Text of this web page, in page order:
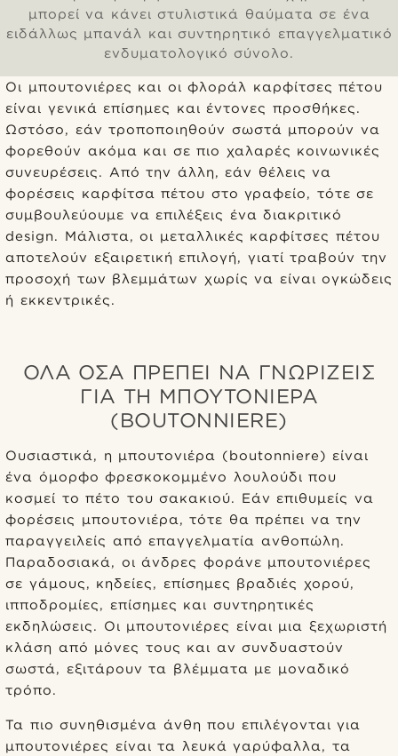
μπορεί να κάνει στυλιστικά θαύματα σε ένα
ειδάλλως μπανάλ και συντηρητικό επαγγελματικό
ενδυματολογικό σύνολο.
Οι μπουτονιέρες και οι φλοράλ καρφίτσες πέτου
είναι γενικά επίσημες και έντονες προσθήκες.
Ωστόσο, εάν τροποποιηθούν σωστά μπορούν να
φορεθούν ακόμα και σε πιο χαλαρές κοινωνικές
συνευρέσεις. Από την άλλη, εάν θέλεις να
φορέσεις καρφίτσα πέτου στο γραφείο, τότε σε
συμβουλεύουμε να επιλέξεις ένα διακριτικό
design. Μάλιστα, οι μεταλλικές καρφίτσες πέτου
αποτελούν εξαιρετική επιλογή, γιατί τραβούν την
προσοχή των βλεμμάτων χωρίς να είναι ογκώδεις
ή εκκεντρικές.
ΌΛΑ ΌΣΑ ΠΡΈΠΕΙ ΝΑ ΓΝΩΡΊΖΕΙΣ
ΓΙΑ ΤΗ ΜΠΟΥΤΟΝΙΈΡΑ
(BOUTONNIERE)
Ουσιαστικά, η μπουτονιέρα (boutonniere) είναι
ένα όμορφο φρεσκοκομμένο λουλούδι που
κοσμεί το πέτο του σακακιού. Εάν επιθυμείς να
φορέσεις μπουτονιέρα, τότε θα πρέπει να την
παραγγειλείς από επαγγελματία ανθοπώλη.
Παραδοσιακά, οι άνδρες φοράνε μπουτονιέρες
σε γάμους, κηδείες, επίσημες βραδιές χορού,
ιπποδρομίες, επίσημες και συντηρητικές
εκδηλώσεις. Οι μπουτονιέρες είναι μια ξεχωριστή
κλάση από μόνες τους και αν συνδυαστούν
σωστά, εξιτάρουν τα βλέμματα με μοναδικό
τρόπο.
Τα πιο συνηθισμένα άνθη που επιλέγονται για
μπουτονιέρες είναι τα λευκά γαρύφαλλα, τα